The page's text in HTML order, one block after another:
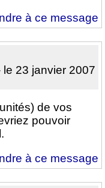
à ce message
23 janvier 2007
de vos
pouvoir
à ce message